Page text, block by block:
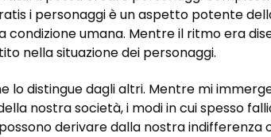
i personaggi è un aspetto potente
umana. Mentre il ritmo era
nella situazione dei personaggi.
lo distingue dagli altri. Mentre mi
nostra società, i modi in cui spesso
derivare dalla nostra indifferenza